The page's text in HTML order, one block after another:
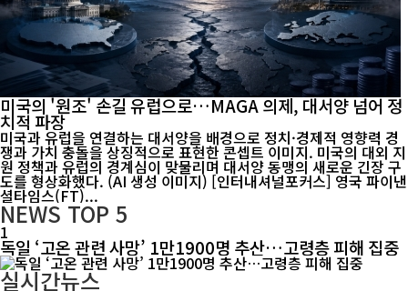
미국의 '원조' 손길 유럽으로…MAGA 의제, 대서양 넘어 정
치적 파장
미국과 유럽을 연결하는 대서양을 배경으로 정치·경제적 영향력 경
쟁과 가치 충돌을 상징적으로 표현한 콘셉트 이미지. 미국의 대외 지
원 정책과 유럽의 경계심이 맞물리며 대서양 동맹의 새로운 긴장 구
도를 형상화했다. (AI 생성 이미지) [인터내셔널포커스] 영국 파이낸
셜타임스(FT)...
NEWS TOP 5
1
독일 ‘고온 관련 사망’ 1만1900명 추산…고령층 피해 집중
실시간뉴스